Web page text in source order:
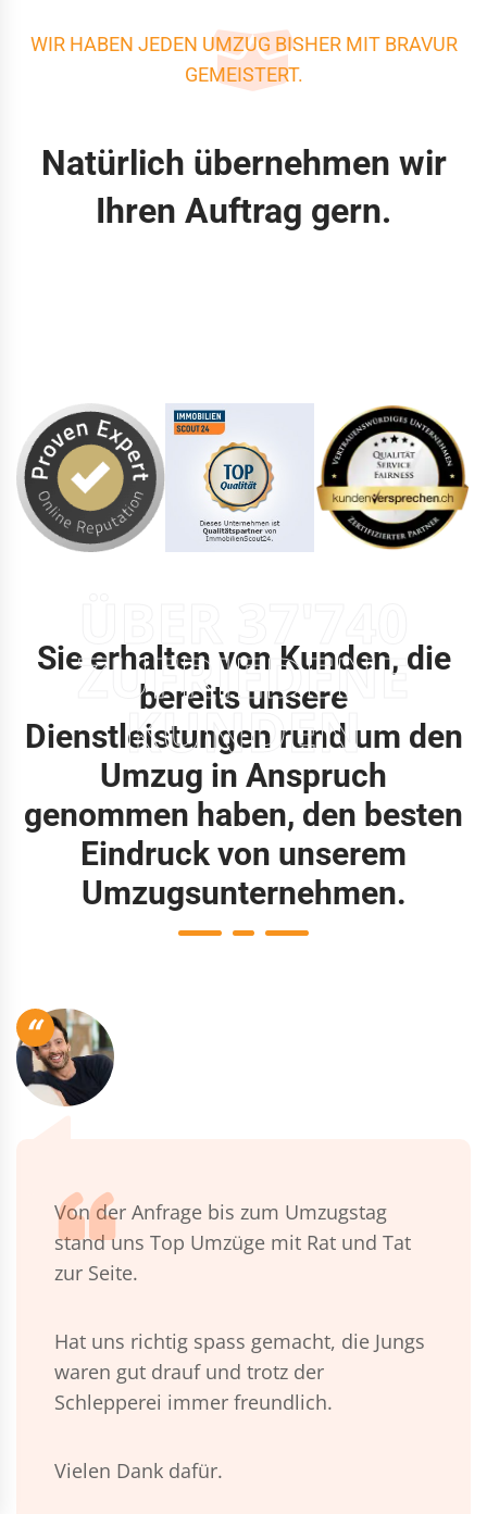
WIR HABEN JEDEN UMZUG BISHER MIT BRAVUR
GEMEISTERT.
Natürlich übernehmen wir
Ihren Auftrag gern.
ZUFRIEDENE
KUNDEN
Sie erhalten von Kunden, die
bereits unsere
Dienstleistungen rund um den
Umzug in Anspruch
genommen haben, den besten
Eindruck von unserem
Umzugsunternehmen.
“
Von der Anfrage bis zum Umzugstag
stand uns Top Umzüge mit Rat und Tat
zur Seite.
Hat uns richtig spass gemacht, die Jungs
waren gut drauf und trotz der
Schlepperei immer freundlich.
Vielen Dank dafür.